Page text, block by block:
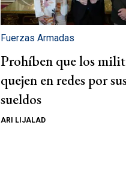
Fuerzas Armadas
Prohíben que los
quejen en redes por
sueldos
ARI LIJALAD